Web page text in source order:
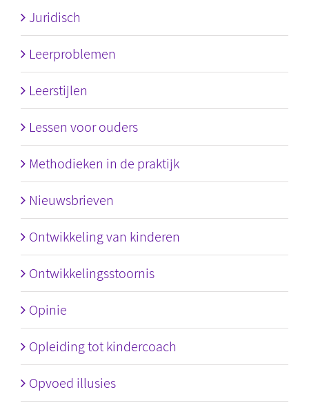
Juridisch
Leerproblemen
Leerstijlen
Lessen voor ouders
Methodieken in de praktijk
Nieuwsbrieven
Ontwikkeling van kinderen
Ontwikkelingsstoornis
Opinie
Opleiding tot kindercoach
Opvoed illusies